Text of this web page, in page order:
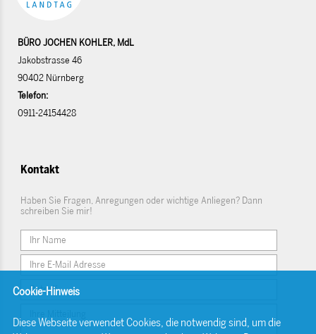
BÜRO JOCHEN KOHLER, MdL
Jakobstrasse 46
90402 Nürnberg
Telefon:
0911-24154428
Kontakt
Haben Sie Fragen, Anregungen oder wichtige Anliegen? Dann
schreiben Sie mir!
Cookie-Hinweis
Diese Webseite verwendet Cookies, die notwendig sind, um die